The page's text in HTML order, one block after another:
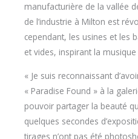
manufacturière de la vallée
de l’industrie à Milton est
cependant, les usines et les
et vides, inspirant la
« Je suis reconnaissant
« Paradise Found » à la
pouvoir partager la beauté
quelques secondes
tirages n’ont pas été